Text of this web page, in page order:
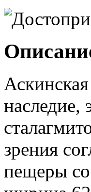
наследие,
зрения
пещеры